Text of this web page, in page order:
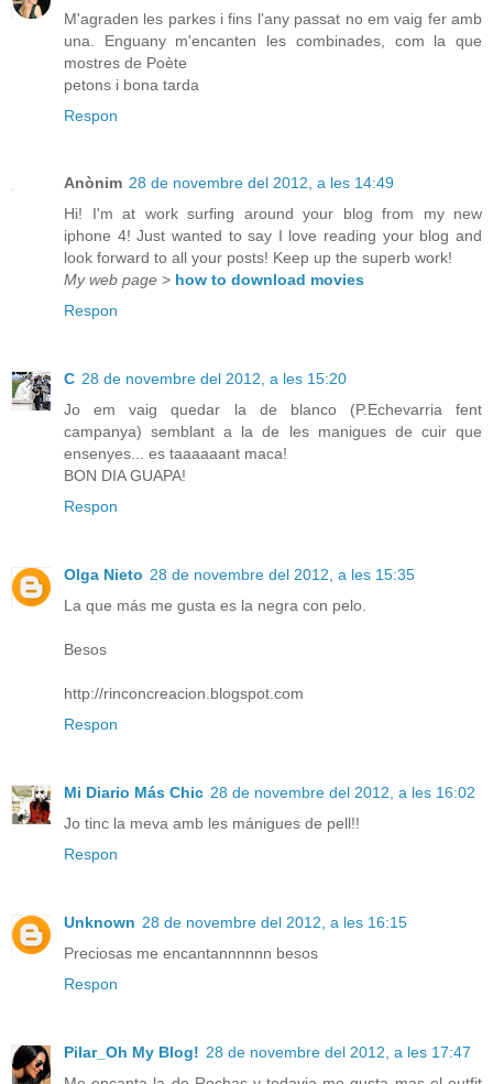
M'agraden les parkes i fins l'any passat no em vaig fer amb
una. Enguany m'encanten les combinades, com la que
mostres de Poète
petons i bona tarda
Respon
Anònim 28 de novembre del 2012, a les 14:49
Hi! I'm at work surfing around your blog from my new
iphone 4! Just wanted to say I love reading your blog and
look forward to all your posts! Keep up the superb work!
My web page > how to download movies
Respon
C 28 de novembre del 2012, a les 15:20
Jo em vaig quedar la de blanco (P.Echevarria fent
campanya) semblant a la de les manigues de cuir que
ensenyes... es taaaaaant maca!
BON DIA GUAPA!
Respon
Olga Nieto 28 de novembre del 2012, a les 15:35
La que más me gusta es la negra con pelo.
Besos
http://rinconcreacion.blogspot.com
Respon
Mi Diario Más Chic 28 de novembre del 2012, a les 16:02
Jo tinc la meva amb les mánigues de pell!!
Respon
Unknown 28 de novembre del 2012, a les 16:15
Preciosas me encantannnnnn besos
Respon
Pilar_Oh My Blog! 28 de novembre del 2012, a les 17:47